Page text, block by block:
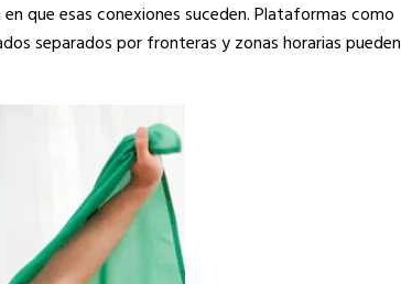
que esas conexiones suceden. Plataformas como
separados por fronteras y zonas horarias pueden